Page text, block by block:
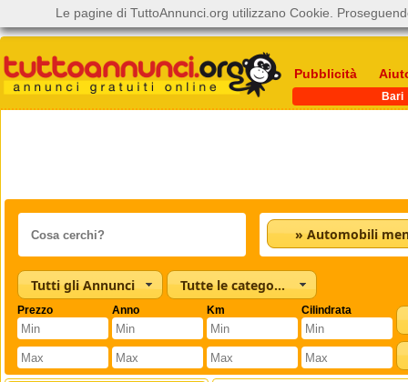
Pubblicità
Bari
Tutti gli Annunci Tutte le categorie
Prezzo Anno Km Cilindrata
Le pagine di TuttoAnnunci.org utilizzano Cookie.